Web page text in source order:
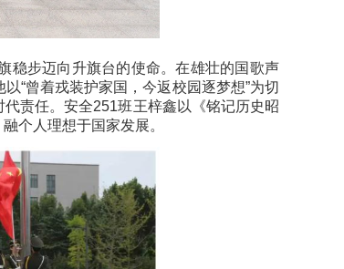
稳步迈向升旗台的使命。在雄壮的国歌声
“曾着戎装护家国，今返校园逐梦想”为切
责任。安全251班王梓鑫以《铭记历史昭
个人理想于国家发展。